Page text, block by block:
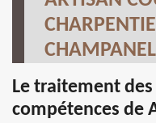
Le traitement
compétences de